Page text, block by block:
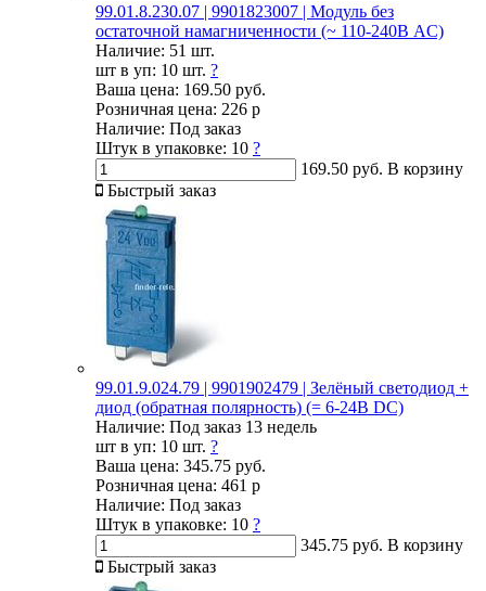
99.01.8.230.07 | 9901823007 | Модуль без
остаточной намагниченности (~ 110-240В AC)
Наличие: 51 шт.
шт в уп: 10 шт. ?
Ваша цена: 169.50 руб.
Розничная цена: 226 р
Наличие: Под заказ
Штук в упаковке: 10 ?
169.50 руб. В корзину
Быстрый заказ
99.01.9.024.79 | 9901902479 | Зелёный светодиод +
диод (обратная полярность) (= 6-24В DC)
Наличие: Под заказ 13 недель
шт в уп: 10 шт. ?
Ваша цена: 345.75 руб.
Розничная цена: 461 р
Наличие: Под заказ
Штук в упаковке: 10 ?
345.75 руб. В корзину
Быстрый заказ